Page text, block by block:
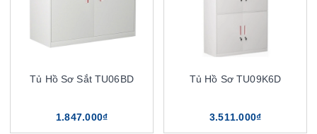
Tủ Hồ Sơ Sắt TU06BD
1.847.000₫
Tủ Hồ Sơ TU09K6D
3.511.000₫